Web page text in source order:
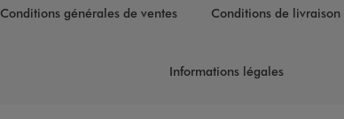
Conditions générales de ventes Conditions de livraison
Informations légales